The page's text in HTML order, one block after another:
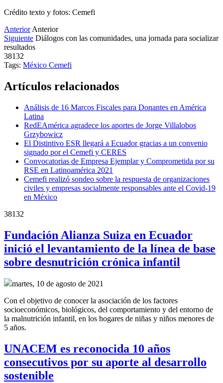
Crédito texto y fotos: Cemefi
Anterior Anterior
Siguiente Diálogos con las comunidades, una jornada para socializar
resultados
38132
Tags: México Cemefi
Artículos relacionados
Análisis de 16 Marcos Fiscales para Donantes en América
Latina
RedEAmérica agradece los aportes de Jorge Villalobos
Grzybowicz
El Distintivo ESR llegará a Ecuador gracias a un convenio
signado por el Cemefi y CERES
Convocatorias de Empresa Ejemplar y Comprometida por su
RSE en Latinoamérica 2021
Cemefi realizó sondeo sobre la respuesta de organizaciones
civiles y empresas socialmente responsables ante el Covid-19
en México
38132
Fundación Alianza Suiza en Ecuador
inició el levantamiento de la línea de base
sobre desnutrición crónica infantil
martes, 10 de agosto de 2021
Con el objetivo de conocer la asociación de los factores
socioeconómicos, biológicos, del comportamiento y del entorno de
la malnutrición infantil, en los hogares de niñas y niños menores de
5 años.
UNACEM es reconocida 10 años
consecutivos por su aporte al desarrollo
sostenible